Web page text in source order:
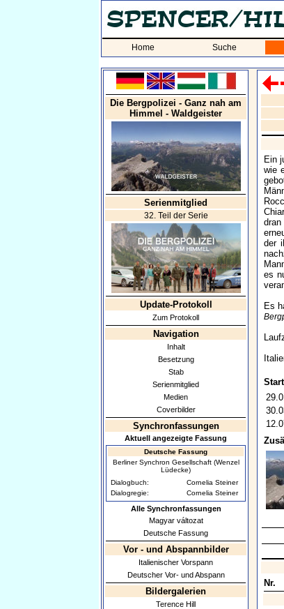
Home Suche
Die Bergpolizei - Ganz nah am
Himmel - Waldgeister
Serienmitglied
32. Teil der Serie
Update-Protokoll
Zum Protokoll
Navigation
Inhalt
Besetzung
Stab
Serienmitglied
Medien
Coverbilder
Synchronfassungen
Aktuell angezeigte Fassung
Deutsche Fassung
Berliner Synchron Gesellschaft (Wenzel
Lüdecke)
Dialogbuch:
Cornelia Steiner
Dialogregie:
Cornelia Steiner
Alle Synchronfassungen
Magyar változat
Deutsche Fassung
Vor - und Abspannbilder
Italienischer Vorspann
Deutscher Vor- und Abspann
Bildergalerien
Terence Hill
Ein
wie
der
es
Es
Nr.